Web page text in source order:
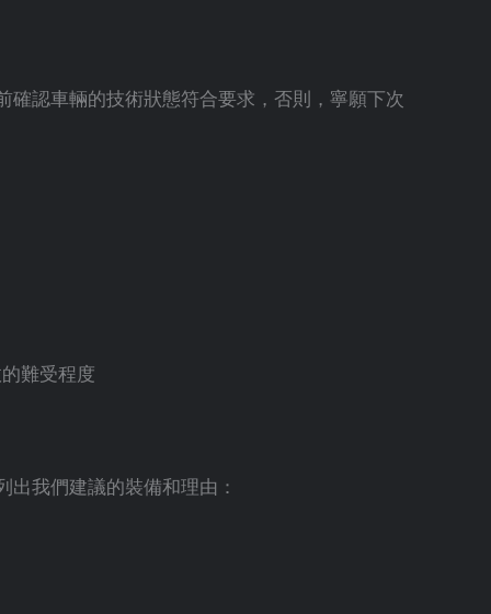
認車輛的技術狀態符合要求，否則，寧願下次
難受程度
我們建議的裝備和理由：